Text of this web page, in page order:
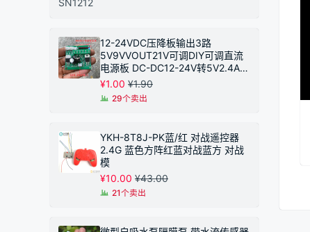
12-24VDC压降板输出3路
5V9VVOUT21V可调DIY可调直流
电源板 DC-DC12-24V转5V2.4A恒
压模块 同步整流
¥1.00 ¥1.90
29个卖出
YKH-8T8J-PK蓝/红 对战遥控器
2.4G 蓝色方阵红蓝对战蓝方 对战
模
¥10.00 ¥43.00
21个卖出